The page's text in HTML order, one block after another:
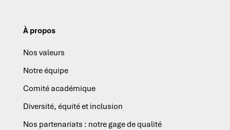
À propos
Nos valeurs
Notre équipe
Comité académique
Diversité, équité et inclusion
Nos partenariats : notre gage de qualité